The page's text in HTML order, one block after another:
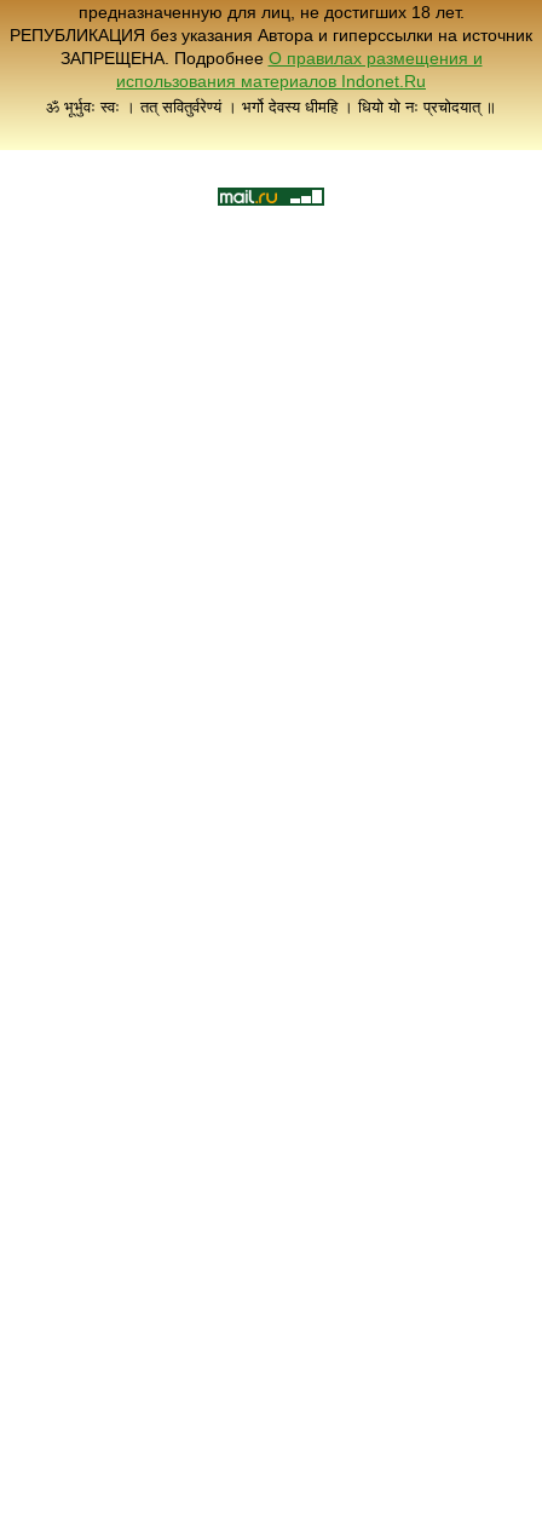
предназначенную для лиц, не достигших 18 лет.
РЕПУБЛИКАЦИЯ без указания Автора и гиперссылки на источник
ЗАПРЕЩЕНА. Подробнее О правилах размещения и
использования материалов Indonet.Ru
ॐ भूर्भुवः स्वः । तत् सवितुर्वरेण्यं । भर्गो देवस्य धीमहि । धियो यो नः प्रचोदयात् ॥